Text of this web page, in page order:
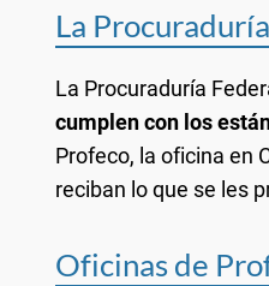
La
La Procuraduría
cumplen con los
Profeco, la oficina en
reciban lo que se les
Oficinas de